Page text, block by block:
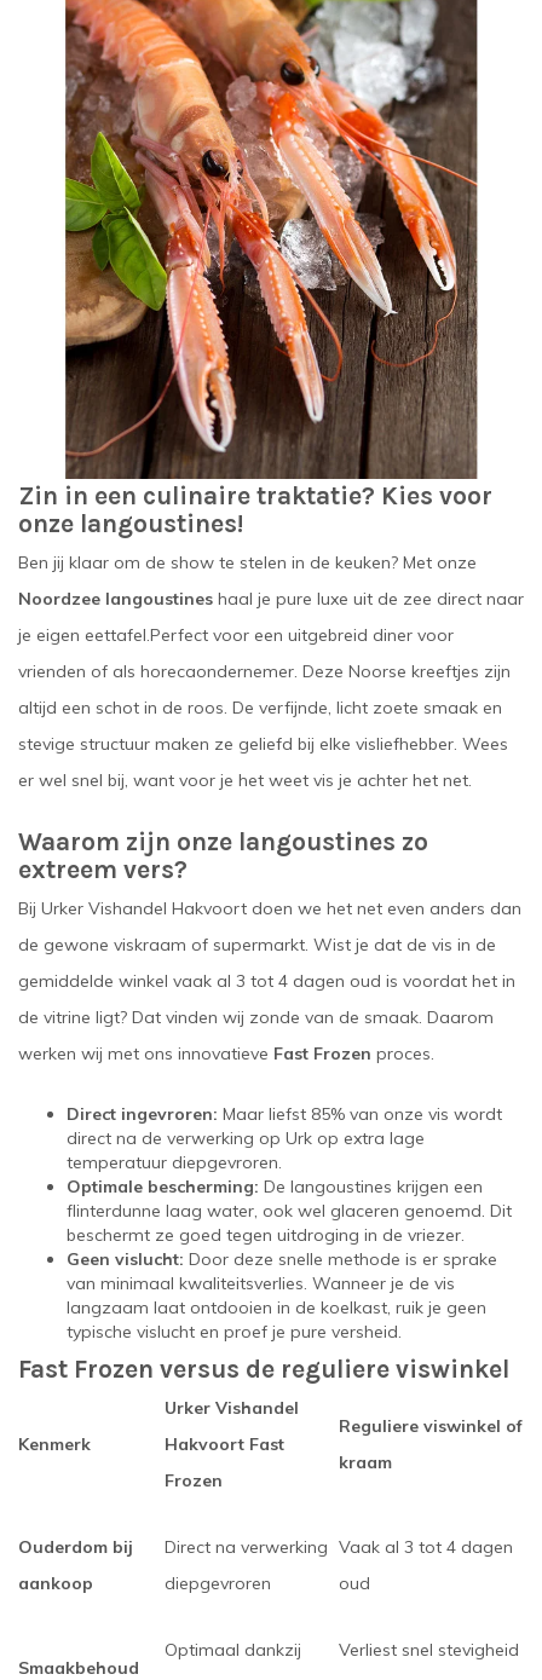
Zin in een culinaire traktatie? Kies voor
onze langoustines!
Ben jij klaar om de show te stelen in de keuken? Met onze
Noordzee langoustines haal je pure luxe uit de zee direct naar
je eigen eettafel.Perfect voor een uitgebreid diner voor
vrienden of als horecaondernemer. Deze Noorse kreeftjes zijn
altijd een schot in de roos. De verfijnde, licht zoete smaak en
stevige structuur maken ze geliefd bij elke visliefhebber. Wees
er wel snel bij, want voor je het weet vis je achter het net.
Waarom zijn onze langoustines zo
extreem vers?
Bij Urker Vishandel Hakvoort doen we het net even anders dan
de gewone viskraam of supermarkt. Wist je dat de vis in de
gemiddelde winkel vaak al 3 tot 4 dagen oud is voordat het in
de vitrine ligt? Dat vinden wij zonde van de smaak. Daarom
werken wij met ons innovatieve Fast Frozen proces.
Direct ingevroren: Maar liefst 85% van onze vis wordt
direct na de verwerking op Urk op extra lage
temperatuur diepgevroren.
Optimale bescherming: De langoustines krijgen een
flinterdunne laag water, ook wel glaceren genoemd. Dit
beschermt ze goed tegen uitdroging in de vriezer.
Geen vislucht: Door deze snelle methode is er sprake
van minimaal kwaliteitsverlies. Wanneer je de vis
langzaam laat ontdooien in de koelkast, ruik je geen
typische vislucht en proef je pure versheid.
Fast Frozen versus de reguliere viswinkel
Kenmerk
Urker Vishandel
Hakvoort Fast
Frozen
Reguliere viswinkel of
kraam
Ouderdom bij
aankoop
Direct na verwerking
diepgevroren
Vaak al 3 tot 4 dagen
oud
Smaakbehoud
Optimaal dankzij
Verliest snel stevigheid